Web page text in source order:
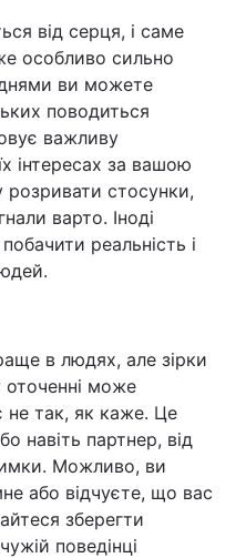
від серця, і саме
особливо сильно
ви можете
поводиться
важливу
інтересах за вашою
стосунки,
варто. Іноді
реальність і
в людях, але зірки
може
не так, як каже. Це
навіть партнер, від
Можливо, ви
або відчуєте, що вас
зберегти
поведінці